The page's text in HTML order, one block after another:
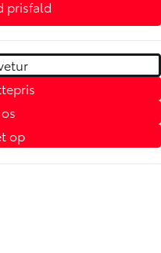
prisfald
op